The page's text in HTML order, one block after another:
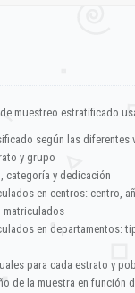
muestreo estratificado
según las diferentes
y grupo
categoría y dedicación
en centros: centro,
matriculados
en departamentos:
para cada estrato y
de la muestra en función